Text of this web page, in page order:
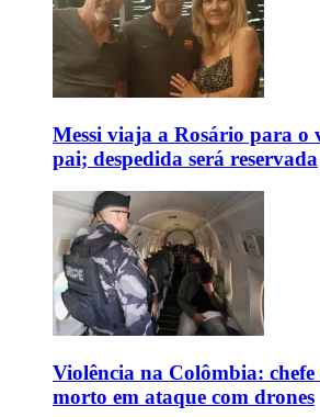
Messi viaja a Rosário para o
pai; despedida será reservada
Violência na Colômbia: chefe
morto em ataque com drones